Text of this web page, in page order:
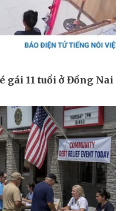
Đời sống
Nhà đẹp
Blog
Tình yêu - Gia đình